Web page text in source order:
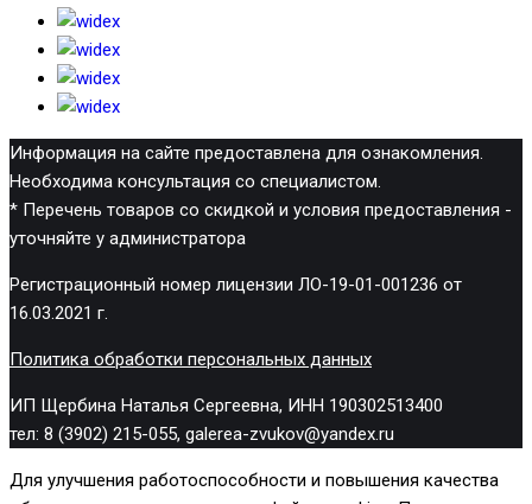
Информация на сайте предоставлена для ознакомления.
Необходима консультация со специалистом.
* Перечень товаров со скидкой и условия предоставления -
уточняйте у администратора
Регистрационный номер лицензии ЛО-19-01-001236 от
16.03.2021 г.
Политика обработки персональных данных
ИП Щербина Наталья Сергеевна, ИНН 190302513400
тел: 8 (3902) 215-055, galerea-zvukov@yandex.ru
Для улучшения работоспособности и повышения качества